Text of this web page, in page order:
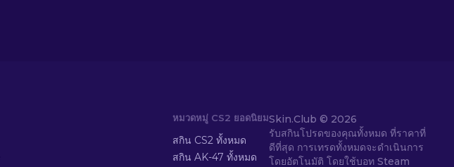
หมวดหมู่ CS2 ยอดนิยม
สกิน CS2 ทั้งหมด
สกิน AK-47 ทั้งหมด
Skin.Club © 2026
รับสกินโปรดของคุณทั้งหมด ที่ราคาที่
ดีที่สุด การเทรดทั้งหมดจะดำเนินการ
โดยอัตโนมัติ โดยใช้บอท Steam